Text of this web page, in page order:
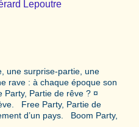
Lepoutre
une surprise-partie, une
rave : à chaque époque son
Party, Partie de rêve ? ¤
Free Party, Partie de
d’un pays. Boom Party,